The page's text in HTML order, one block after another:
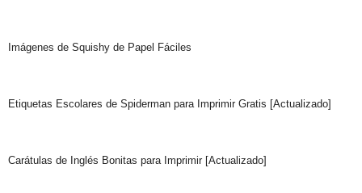
Imágenes de Squishy de Papel Fáciles
Etiquetas Escolares de Spiderman para Imprimir Gratis [Actualizado]
Carátulas de Inglés Bonitas para Imprimir [Actualizado]